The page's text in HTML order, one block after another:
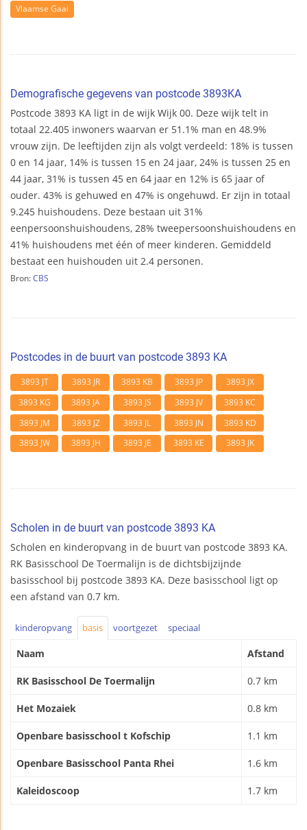
Vlaamse Gaai
Demografische gegevens van postcode 3893KA
Postcode 3893 KA ligt in de wijk Wijk 00. Deze wijk telt in
totaal 22.405 inwoners waarvan er 51.1% man en 48.9%
vrouw zijn. De leeftijden zijn als volgt verdeeld: 18% is tussen
0 en 14 jaar, 14% is tussen 15 en 24 jaar, 24% is tussen 25 en
44 jaar, 31% is tussen 45 en 64 jaar en 12% is 65 jaar of
ouder. 43% is gehuwed en 47% is ongehuwd. Er zijn in totaal
9.245 huishoudens. Deze bestaan uit 31%
eenpersoonshuishoudens, 28% tweepersoonshuishoudens en
41% huishoudens met één of meer kinderen. Gemiddeld
bestaat een huishouden uit 2.4 personen.
Bron: CBS
Postcodes in de buurt van postcode 3893 KA
3893 JT 3893 JR 3893 KB 3893 JP
3893 JX
3893 KG
3893 JA 3893 JS 3893 JV
3893 KC
3893 JM
3893 JZ 3893 JL 3893 JN
3893 KD
3893 JW
3893 JH 3893 JE 3893 KE 3893 JK
Scholen in de buurt van postcode 3893 KA
Scholen en kinderopvang in de buurt van postcode 3893 KA.
RK Basisschool De Toermalijn is de dichtsbijzijnde
basisschool bij postcode 3893 KA. Deze basisschool ligt op
een afstand van 0.7 km.
kinderopvang basis voortgezet speciaal
Naam Afstand
RK Basisschool De Toermalijn 0.7 km
Het Mozaiek 0.8 km
Openbare basisschool t Kofschip 1.1 km
Openbare Basisschool Panta Rhei 1.6 km
Kaleidoscoop 1.7 km